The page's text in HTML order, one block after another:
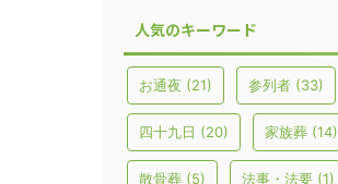
人気のキーワード
お通夜 (21) 参列者 (33)
四十九日 (20) 家族葬 (14)
散骨葬 (5) 法事・法要 (1)